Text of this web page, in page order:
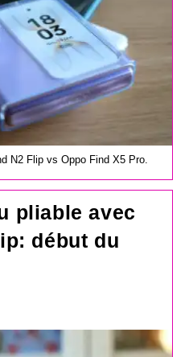
N2 Flip vs Oppo Find X5 Pro.
pliable avec
début du